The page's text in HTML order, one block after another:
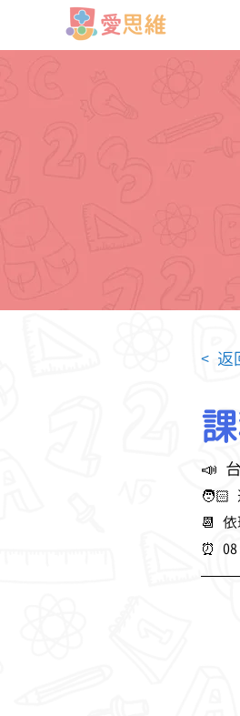
< 返
📣
🧑🏻
📆
⏰